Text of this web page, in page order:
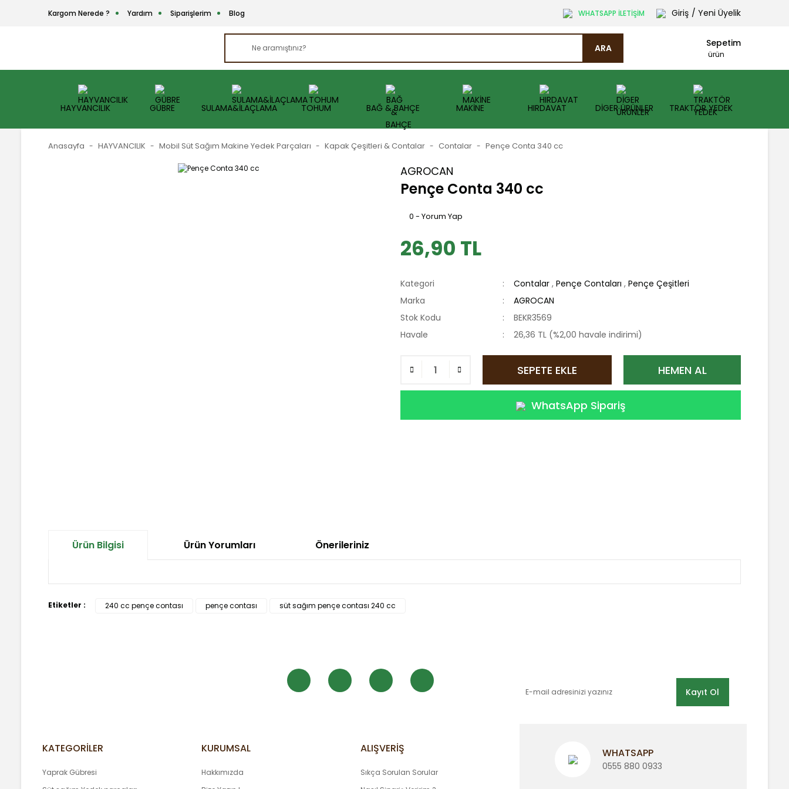
Kargom Nerede ? Yardım Siparişlerim Blog WHATSAPP İLETİŞİM Giriş / Yeni Üyelik
ARA Sepetim
ürün
HAYVANCILIK GÜBRE SULAMA&İLAÇLAMA TOHUM BAĞ & BAHÇE MAKİNE HIRDAVAT DİGER ÜRÜNLER TRAKTÖR YEDEK
Anasayfa HAYVANCILIK Mobil Süt Sağım Makine Yedek Parçaları Kapak Çeşitleri & Contalar Contalar Pençe Conta 340 cc
AGROCAN
Pençe Conta 340 cc
0 - Yorum Yap
26,90 TL
Kategori Contalar , Pençe Contaları , Pençe Çeşitleri
Marka
AGROCAN
Stok Kodu
BEKR3569
Havale
26,36 TL (%2,00 havale indirimi)
SEPETE EKLE HEMEN AL
WhatsApp Sipariş
Ürün Bilgisi Ürün Yorumları Önerileriniz
Bu ürünün fiyat bilgisi, resim, ürün açıklamalarında ve diğer konularda yetersiz gördüğünüz noktaları öneri formunu kullanarak tarafımıza iletebilirsiniz.
Görüş ve önerileriniz için teşekkür ederiz.
Etiketler : 240 cc pençe contası pençe contası süt sağım pençe contası 240 cc
Kayıt Ol
KATEGORİLER
Yaprak Gübresi
KURUMSAL
Hakkımızda
ALIŞVERİŞ
Sıkça Sorulan Sorular
WHATSAPP
0555 880 0933